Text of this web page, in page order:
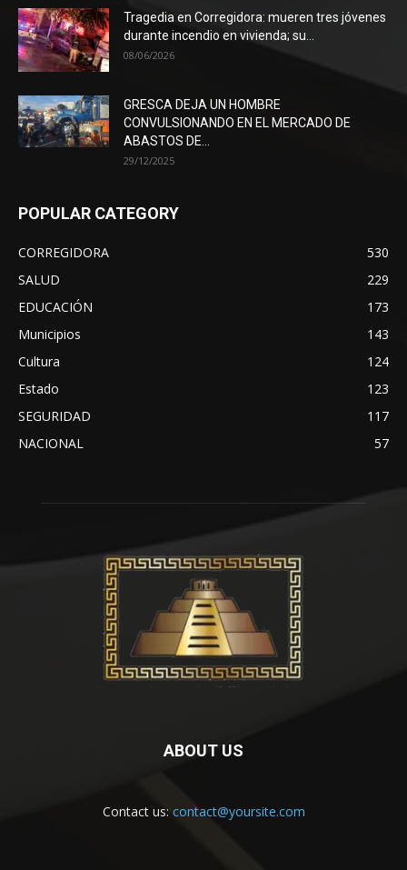
Tragedia en Corregidora: mueren tres jóvenes
durante incendio en vivienda; su...
08/06/2026
GRESCA DEJA UN HOMBRE
CONVULSIONANDO EN EL MERCADO DE
ABASTOS DE...
29/12/2025
POPULAR CATEGORY
CORREGIDORA
530
SALUD
229
EDUCACIÓN
173
Municipios
143
Cultura
124
Estado
123
SEGURIDAD
117
NACIONAL
57
ABOUT US
Contact us: contact@yoursite.com